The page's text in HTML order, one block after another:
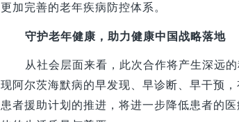
更加完善的老年疾病防控体系。
守护老年健康，助力健康中国战略落地
从社会层面来看，此次合作将产生深远
现阿尔茨海默病的早发现、早诊断、早干预
患者援助计划的推进，将进一步降低患者的